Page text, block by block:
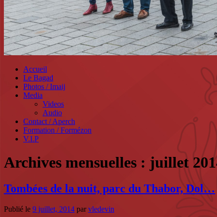
Accueil
Le Bagad
Photos / Imaij
Media
Videos
Audio
Contact / Aperch
Formation / Formézon
V.I.P
Archives mensuelles : juillet
Tombées de la nuit, parc du Thabor, Dol…
Publié le 9 juillet, 2014 par vledevin